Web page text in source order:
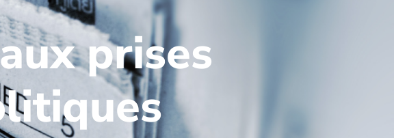
prises